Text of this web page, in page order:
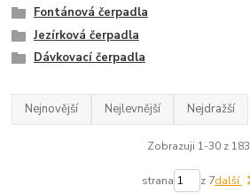
Fontánová čerpadla
Jezírková čerpadla
Dávkovací čerpadla
Nejnovější Nejlevnější Nejdražší
Zobrazuji 1-30 z 183
strana z 7další